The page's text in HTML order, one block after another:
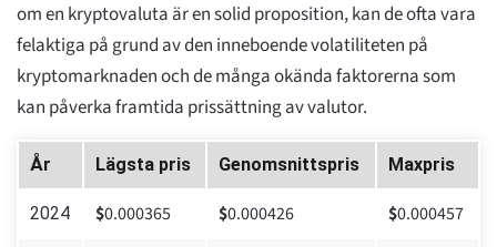
om en kryptovaluta är en solid proposition, kan de ofta vara
felaktiga på grund av den inneboende volatiliteten på
kryptomarknaden och de många okända faktorerna som
kan påverka framtida prissättning av valutor.
År Lägsta pris Genomsnittspris Maxpris
2024 $0.000365 $0.000426 $0.000457